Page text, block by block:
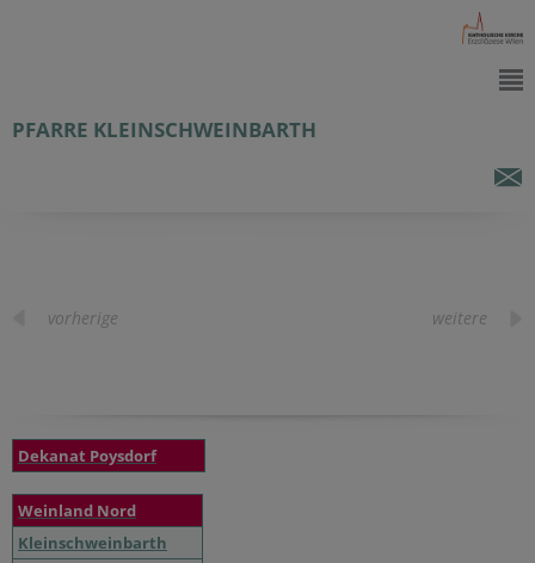
PFARRE KLEINSCHWEINBARTH
vorherige weitere
Dekanat Poysdorf
Weinland Nord
Kleinschweinbarth